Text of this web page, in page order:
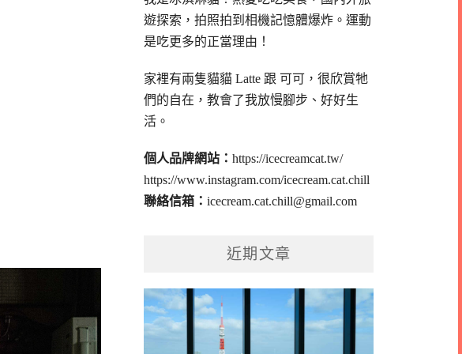
遊探索，拍照拍到相機記憶體爆炸。運動
是吃更多的正當理由！
家裡有兩隻貓貓 Latte 跟 可可，很欣賞牠
們的自在，教會了我放慢腳步、好好生
活。
個人品牌網站：https://icecreamcat.tw/
https://www.instagram.com/icecream.cat.chill
聯絡信箱：icecream.cat.chill@gmail.com
近期文章